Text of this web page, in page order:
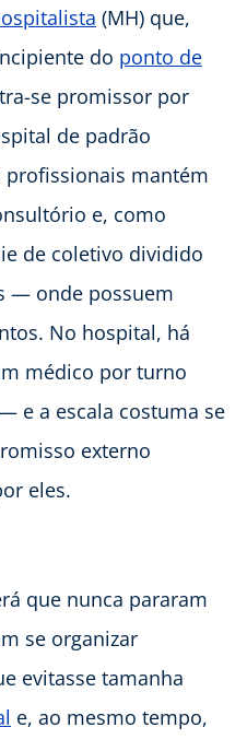
(MH) que,
do ponto de
se promissor por
de padrão
mantém
e, como
de coletivo dividido
— onde possuem
No hospital, há
médico por turno
e a escala costuma se
externo
eles.
que nunca pararam
se organizar
evitasse tamanha
e, ao mesmo tempo,